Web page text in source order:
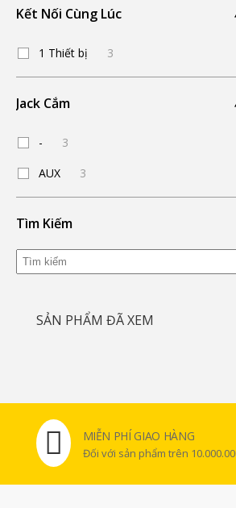
Kết Nối Cùng Lúc
1 Thiết bị 3
Jack Cắm
-
3
AUX
3
Tìm Kiếm
SẢN PHẨM ĐÃ XEM
MIỄN PHÍ GIAO HÀNG
Đối với sản phẩm trên